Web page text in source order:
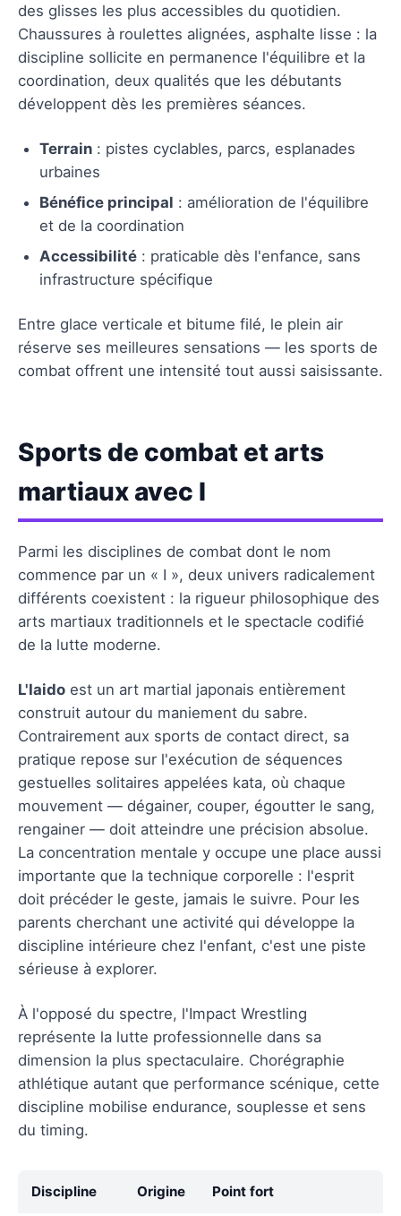
des glisses les plus accessibles du quotidien.
Chaussures à roulettes alignées, asphalte lisse : la
discipline sollicite en permanence l'équilibre et la
coordination, deux qualités que les débutants
développent dès les premières séances.
Terrain : pistes cyclables, parcs, esplanades
urbaines
Bénéfice principal : amélioration de l'équilibre
et de la coordination
Accessibilité : praticable dès l'enfance, sans
infrastructure spécifique
Entre glace verticale et bitume filé, le plein air
réserve ses meilleures sensations — les sports de
combat offrent une intensité tout aussi saisissante.
Sports de combat et arts
martiaux avec I
Parmi les disciplines de combat dont le nom
commence par un « I », deux univers radicalement
différents coexistent : la rigueur philosophique des
arts martiaux traditionnels et le spectacle codifié
de la lutte moderne.
L'Iaido est un art martial japonais entièrement
construit autour du maniement du sabre.
Contrairement aux sports de contact direct, sa
pratique repose sur l'exécution de séquences
gestuelles solitaires appelées kata, où chaque
mouvement — dégainer, couper, égoutter le sang,
rengainer — doit atteindre une précision absolue.
La concentration mentale y occupe une place aussi
importante que la technique corporelle : l'esprit
doit précéder le geste, jamais le suivre. Pour les
parents cherchant une activité qui développe la
discipline intérieure chez l'enfant, c'est une piste
sérieuse à explorer.
À l'opposé du spectre, l'Impact Wrestling
représente la lutte professionnelle dans sa
dimension la plus spectaculaire. Chorégraphie
athlétique autant que performance scénique, cette
discipline mobilise endurance, souplesse et sens
du timing.
Discipline Origine Point fort